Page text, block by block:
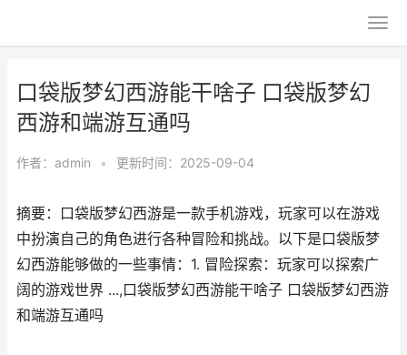
口袋版梦幻西游能干啥子 口袋版梦幻
西游和端游互通吗
作者： admin • 更新时间：2025-09-04
摘要：口袋版梦幻西游是一款手机游戏，玩家可以在游戏
中扮演自己的角色进行各种冒险和挑战。以下是口袋版梦
幻西游能够做的一些事情：1. 冒险探索：玩家可以探索广
阔的游戏世界 ...,口袋版梦幻西游能干啥子 口袋版梦幻西游
和端游互通吗